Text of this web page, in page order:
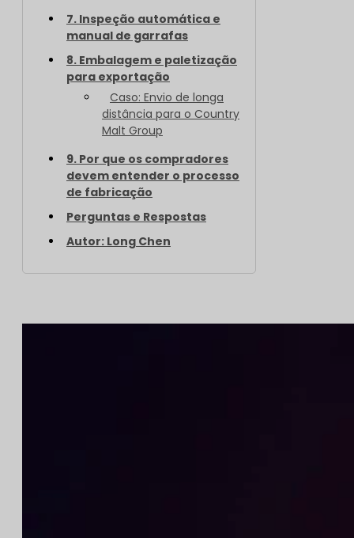
7. Inspeção automática e
manual de garrafas
8. Embalagem e paletização
para exportação
Caso: Envio de longa
distância para o Country
Malt Group
9. Por que os compradores
devem entender o processo
de fabricação
Perguntas e Respostas
Autor: Long Chen